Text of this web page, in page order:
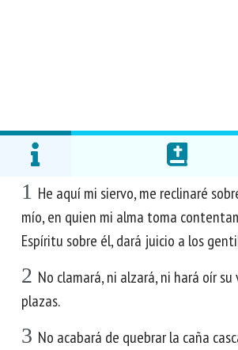
1 He aquí mi siervo, me reclinaré
mío, en quien mi alma toma
Espíritu sobre él, dará juicio a los
2 No clamará, ni alzará, ni hará oír su
plazas.
3 No acabará de quebrar la caña